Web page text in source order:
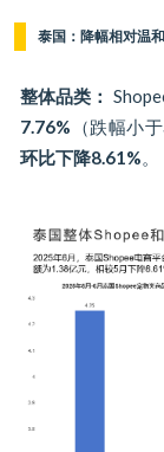
泰国：降幅相对温
整体品类：
7.76% （跌幅小
环比下降8.61%